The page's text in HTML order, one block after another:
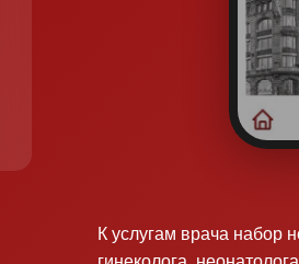
К услугам врача набор